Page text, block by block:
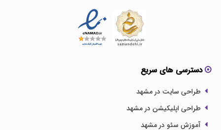
دسترسی های سریع
طراحی سایت در مشهد
طراحی اپلیکیشن در مشهد
آموزش سئو در مشهد